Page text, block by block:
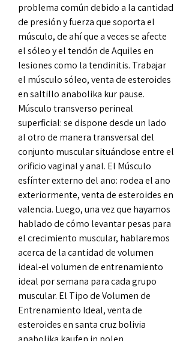
problema común debido a la cantidad
de presión y fuerza que soporta el
músculo, de ahí que a veces se afecte
el sóleo y el tendón de Aquiles en
lesiones como la tendinitis. Trabajar
el músculo sóleo, venta de esteroides
en saltillo anabolika kur pause.
Músculo transverso perineal
superficial: se dispone desde un lado
al otro de manera transversal del
conjunto muscular situándose entre el
orificio vaginal y anal. El Músculo
esfínter externo del ano: rodea el ano
exteriormente, venta de esteroides en
valencia. Luego, una vez que hayamos
hablado de cómo levantar pesas para
el crecimiento muscular, hablaremos
acerca de la cantidad de volumen
ideal-el volumen de entrenamiento
ideal por semana para cada grupo
muscular. El Tipo de Volumen de
Entrenamiento Ideal, venta de
esteroides en santa cruz bolivia